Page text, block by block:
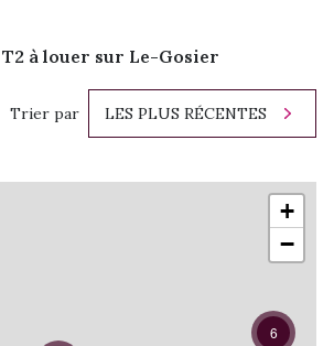
à louer sur Le-Gosier
Trier par LES PLUS RÉCENTES
6
+
−